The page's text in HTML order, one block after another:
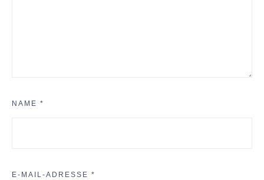
NAME *
E-MAIL-ADRESSE *